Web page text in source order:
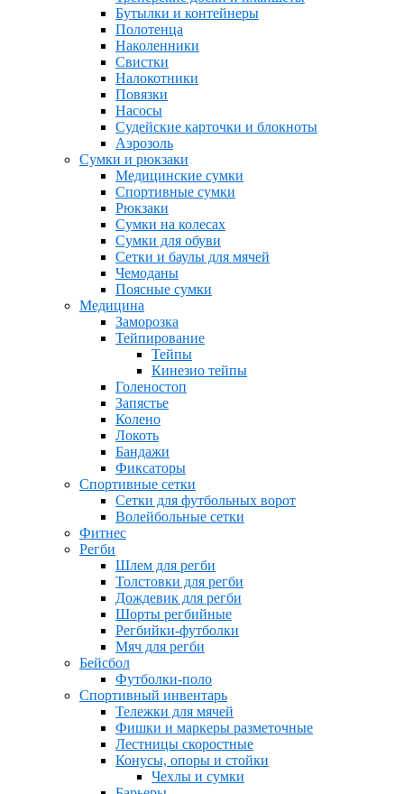
Бутылки и контейнеры
Полотенца
Наколенники
Свистки
Налокотники
Повязки
Насосы
Судейские карточки и блокноты
Аэрозоль
Сумки и рюкзаки
Медицинские сумки
Спортивные сумки
Рюкзаки
Сумки на колесах
Сумки для обуви
Сетки и баулы для мячей
Чемоданы
Поясные сумки
Медицина
Заморозка
Тейпирование
Тейпы
Кинезио тейпы
Голеностоп
Запястье
Колено
Локоть
Бандажи
Фиксаторы
Спортивные сетки
Сетки для футбольных ворот
Волейбольные сетки
Фитнес
Регби
Шлем для регби
Толстовки для регби
Дождевик для регби
Шорты регбийные
Регбийки-футболки
Мяч для регби
Бейсбол
Футболки-поло
Спортивный инвентарь
Тележки для мячей
Фишки и маркеры разметочные
Лестницы скоростные
Конусы, опоры и стойки
Чехлы и сумки